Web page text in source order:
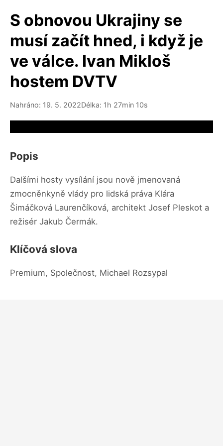
S obnovou Ukrajiny se
musí začít hned, i když je
ve válce. Ivan Mikloš
hostem DVTV
Nahráno: 19. 5. 2022Délka: 1h 27min 10s
Popis
Dalšími hosty vysílání jsou nově jmenovaná
zmocněnkyně vlády pro lidská práva Klára
Šimáčková Laurenčíková, architekt Josef Pleskot a
režisér Jakub Čermák.
Klíčová slova
Premium, Společnost, Michael Rozsypal